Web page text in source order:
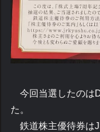
今回当選したのは
た。
鉄道株主優待券は